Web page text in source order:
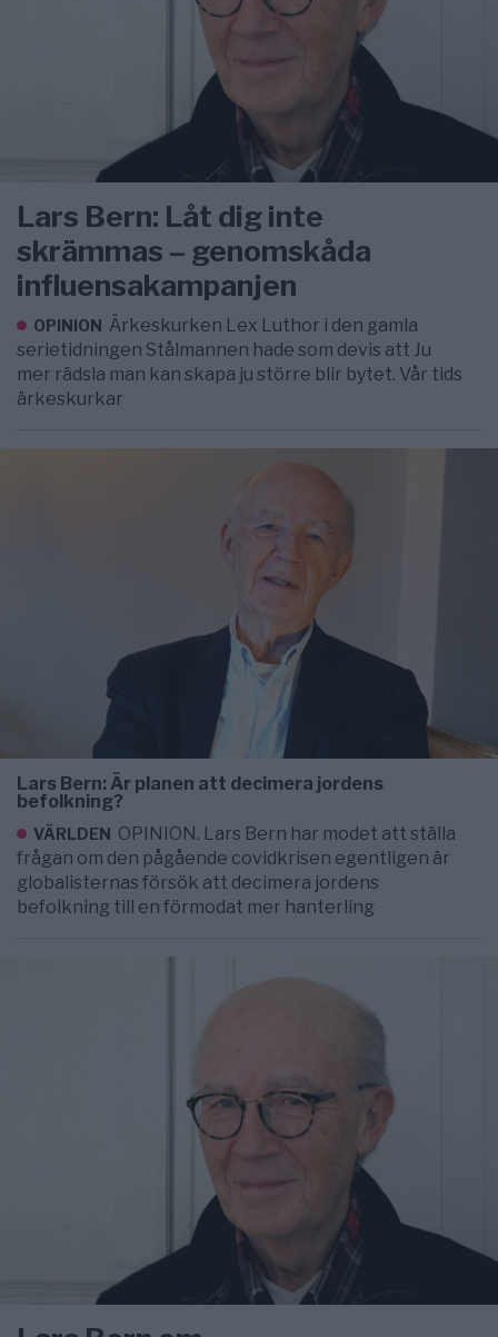
Lars Bern: Låt dig inte
skrämmas – genomskåda
influensakampanjen
OPINION Ärkeskurken Lex Luthor i den gamla
serietidningen Stålmannen hade som devis att Ju
mer rädsla man kan skapa ju större blir bytet. Vår tids
ärkeskurkar
Lars Bern: Är planen att decimera jordens
befolkning?
VÄRLDEN OPINION. Lars Bern har modet att ställa
frågan om den pågående covidkrisen egentligen är
globalisternas försök att decimera jordens
befolkning till en förmodat mer hanterling